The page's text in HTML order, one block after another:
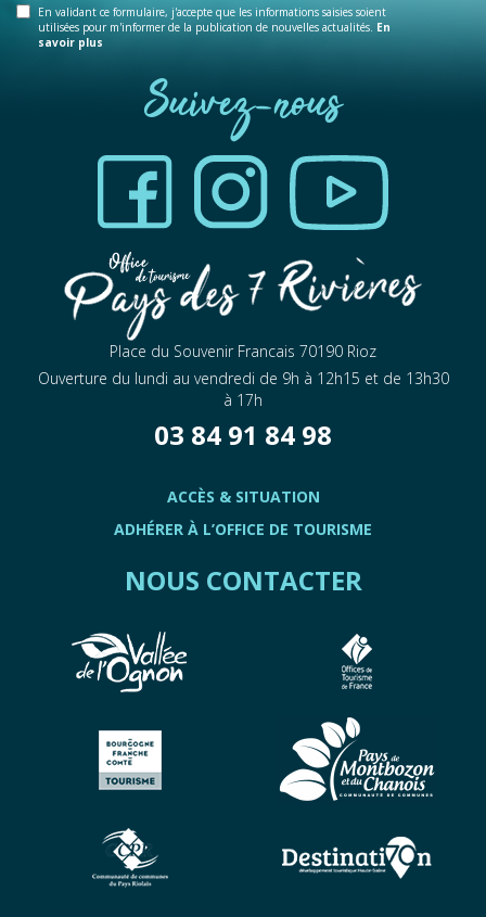
En validant ce formulaire, j'accepte que les informations saisies soient
utilisées pour m'informer de la publication de nouvelles actualités. En
savoir plus
Suivez-nous
Place du Souvenir Francais 70190 Rioz
Ouverture du lundi au vendredi de 9h à 12h15 et de 13h30
à 17h
03 84 91 84 98
ACCÈS & SITUATION
ADHÉRER À L’OFFICE DE TOURISME
NOUS CONTACTER